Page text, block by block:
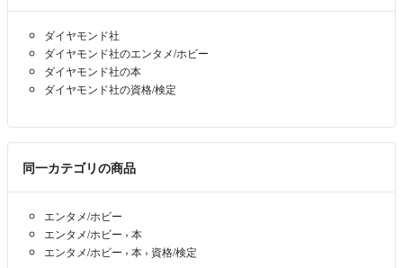
ダイヤモンド社
ダイヤモンド社のエンタメ/ホビー
ダイヤモンド社の本
ダイヤモンド社の資格/検定
同一カテゴリの商品
エンタメ/ホビー
エンタメ/ホビー › 本
エンタメ/ホビー › 本 › 資格/検定